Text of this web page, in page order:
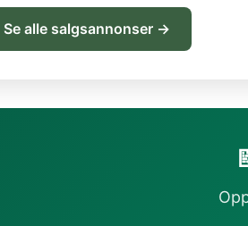
Se alle salgsannonser →